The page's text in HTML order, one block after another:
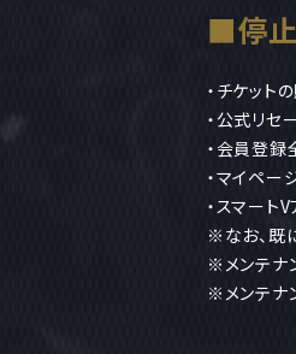
■停
・チケット
・公式リセ
・会員登録
・マイペー
・スマート
※なお、既
※メンテナ
※メンテナ